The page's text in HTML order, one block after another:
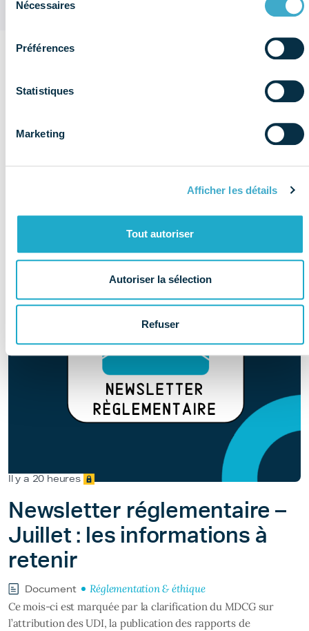
Nécessaires
Préférences
Statistiques
Marketing
Afficher les détails
Tout autoriser
Autoriser la sélection
Refuser
même
Social
Il y a 20 heures
Newsletter réglementaire –
Juillet : les informations à
retenir
Document
Réglementation & éthique
Ce mois-ci est marquée par la clarification du MDCG sur
l’attribution des UDI, la publication des rapports de